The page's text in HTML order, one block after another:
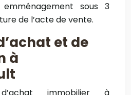
sous 3
de l’acte de vente.
et de
à